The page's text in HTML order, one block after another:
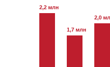
2,2 млн
1,7 млн
2,0